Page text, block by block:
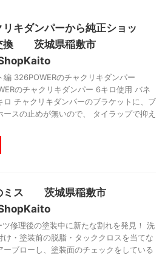
リキダンパーから純正ショッ
換 茨城県稲敷市
編 326POWERのチャクリキダンパー
のチャクリキダンパー 6キロ使用 バネ
ロ チャクリキダンパーのブラケットに、ブ
ースの止めが無いので、 タイラップで抑え
ミス 茨城県稲敷市
ツ修理後の塗装中に新たな割れを発見！ 洗
け・塗装前の脱脂・タッククロスを当てな
ーブローし、塗装面のチェックをしている